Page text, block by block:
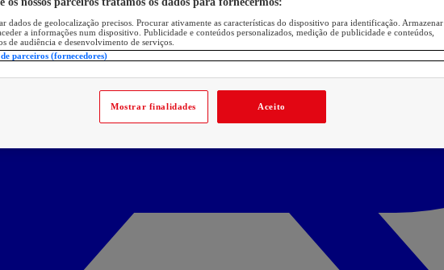
dados de geolocalização precisos. Procurar ativamente as características do dispositivo para identificação. Armazenar
a informações num dispositivo. Publicidade e conteúdos personalizados, medição de publicidade e conteúdos,
de audiência e desenvolvimento de serviços.
parceiros (fornecedores)
Mostrar finalidades Aceito